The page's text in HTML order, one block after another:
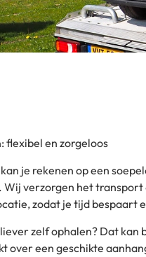
flexibel en zorgeloos
je rekenen op een
verzorgen het transport
zodat je tijd bespaart
zelf ophalen? Dat kan
over een geschikte